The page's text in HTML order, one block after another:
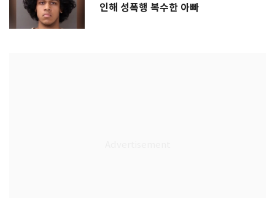
인해 성폭행 복수한 아빠